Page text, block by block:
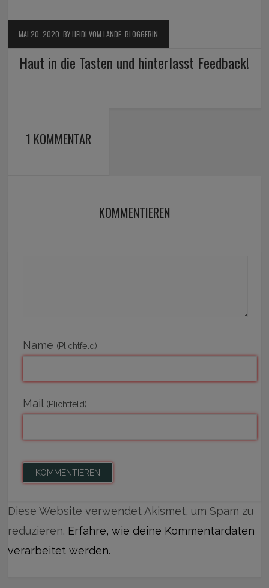
MAI 20, 2020 BY HEIDI VOM LANDE, BLOGGERIN
Haut in die Tasten und hinterlasst Feedback!
1 KOMMENTAR
KOMMENTIEREN
Name (Plichtfeld)
Mail (Plichtfeld)
Diese Website verwendet Akismet, um Spam zu
reduzieren. Erfahre, wie deine Kommentardaten
verarbeitet werden.